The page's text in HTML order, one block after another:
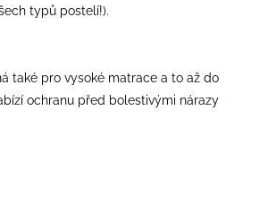
typů postelí!).
také pro vysoké matrace a to až do
ochranu před bolestivými nárazy